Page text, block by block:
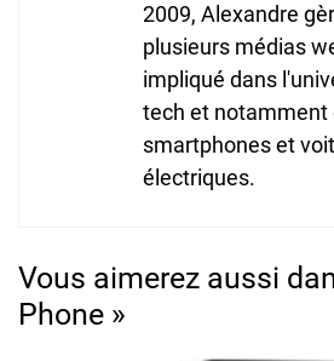
2009, Alexandre
plusieurs médias
impliqué dans
tech et notamment
smartphones et
électriques.
Vous aimerez aussi
Phone »